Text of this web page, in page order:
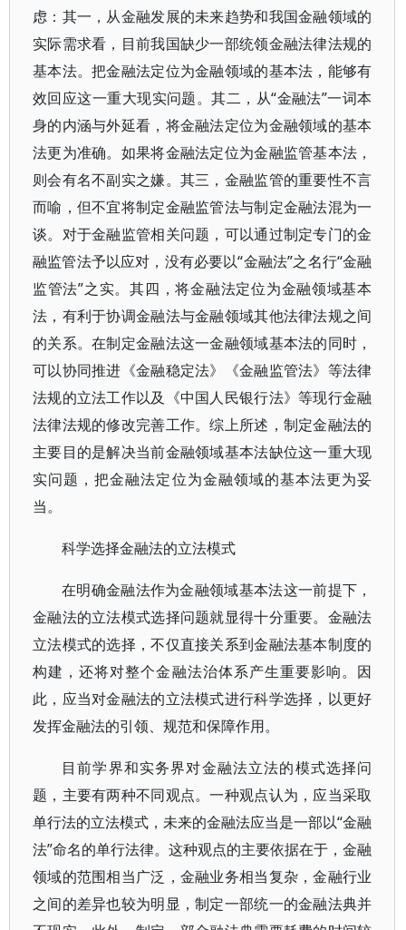
虑：其一，从金融发展的未来趋势和我国金融领域的
实际需求看，目前我国缺少一部统领金融法律法规的
基本法。把金融法定位为金融领域的基本法，能够有
效回应这一重大现实问题。其二，从“金融法”一词本
身的内涵与外延看，将金融法定位为金融领域的基本
法更为准确。如果将金融法定位为金融监管基本法，
则会有名不副实之嫌。其三，金融监管的重要性不言
而喻，但不宜将制定金融监管法与制定金融法混为一
谈。对于金融监管相关问题，可以通过制定专门的金
融监管法予以应对，没有必要以“金融法”之名行“金融
监管法”之实。其四，将金融法定位为金融领域基本
法，有利于协调金融法与金融领域其他法律法规之间
的关系。在制定金融法这一金融领域基本法的同时，
可以协同推进《金融稳定法》《金融监管法》等法律
法规的立法工作以及《中国人民银行法》等现行金融
法律法规的修改完善工作。综上所述，制定金融法的
主要目的是解决当前金融领域基本法缺位这一重大现
实问题，把金融法定位为金融领域的基本法更为妥
当。
科学选择金融法的立法模式
在明确金融法作为金融领域基本法这一前提下，
金融法的立法模式选择问题就显得十分重要。金融法
立法模式的选择，不仅直接关系到金融法基本制度的
构建，还将对整个金融法治体系产生重要影响。因
此，应当对金融法的立法模式进行科学选择，以更好
发挥金融法的引领、规范和保障作用。
目前学界和实务界对金融法立法的模式选择问
题，主要有两种不同观点。一种观点认为，应当采取
单行法的立法模式，未来的金融法应当是一部以“金融
法”命名的单行法律。这种观点的主要依据在于，金融
领域的范围相当广泛，金融业务相当复杂，金融行业
之间的差异也较为明显，制定一部统一的金融法典并